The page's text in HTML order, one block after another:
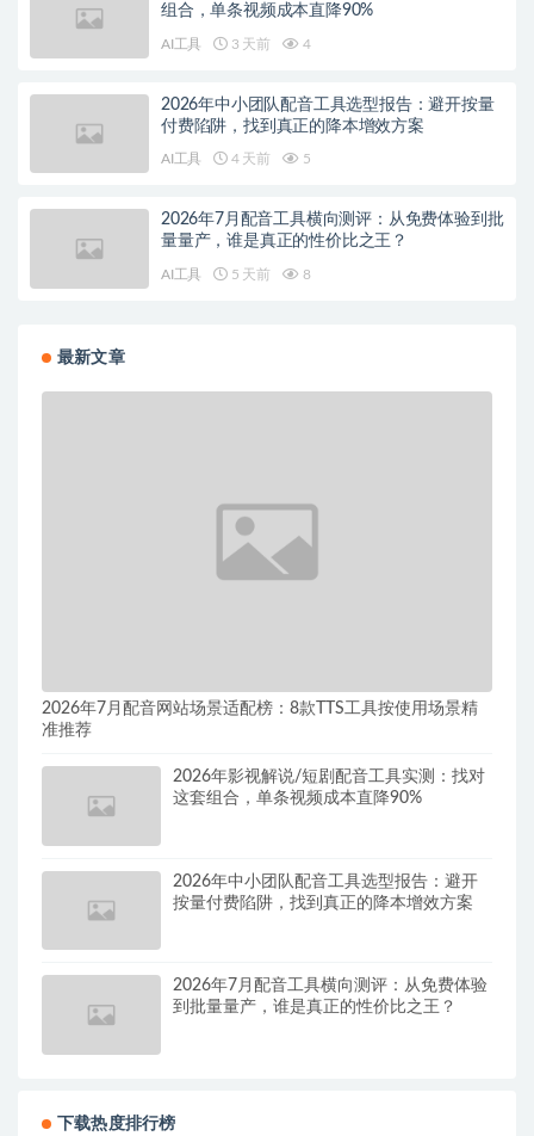
组合，单条视频成本直降90%
AI工具 3 天前 4
2026年中小团队配音工具选型报告：避开按量
付费陷阱，找到真正的降本增效方案
AI工具 4 天前 5
2026年7月配音工具横向测评：从免费体验到批
量量产，谁是真正的性价比之王？
AI工具 5 天前 8
最新文章
2026年7月配音网站场景适配榜：8款TTS工具按使用场景精
准推荐
2026年影视解说/短剧配音工具实测：找对
这套组合，单条视频成本直降90%
2026年中小团队配音工具选型报告：避开
按量付费陷阱，找到真正的降本增效方案
2026年7月配音工具横向测评：从免费体验
到批量量产，谁是真正的性价比之王？
下载热度排行榜